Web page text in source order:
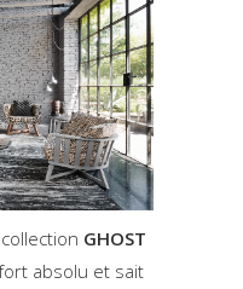
GHOST
absolu et sait